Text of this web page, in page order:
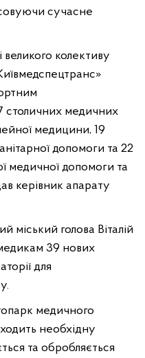
сучасне
великого колективу
столичних медичних
медицини, 19
допомоги та 22
медичної допомоги та
керівник апарату
міський голова Віталій
39 нових
для
медичного
необхідну
та обробляється